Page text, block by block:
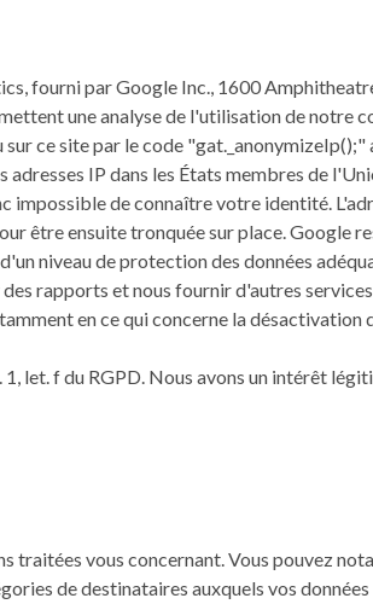
fourni par Google Inc., 1600
une analyse de l'utilisation de notre
ce site par le code
IP dans les États membres de
de connaître votre identité.
être ensuite tronquée sur place. Google
niveau de protection des données
rapports et nous fournir d'autres
en ce qui concerne la désactivation
let. f du RGPD. Nous avons un intérêt
traitées vous concernant. Vous pouvez
de destinataires auxquels vos